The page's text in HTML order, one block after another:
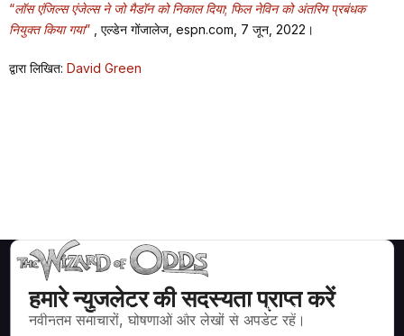
“लॉस एंजिल्स एंजेल्स ने जो मैडॉन को निकाल दिया; फिल नेविन को अंतरिम प्रबंधक
नियुक्त किया गया” , एल्डेन गोंजालेज, espn.com, 7 जून, 2022।
द्वारा लिखित: David Green
हमारे न्युजलेटर की सदस्यता प्राप्त करें
नवीनतम समाचारों, घोषणाओं और लेखों से अपडेट रहें।
ब्लैकजैक, क्रेप्स, रूलेट और अन्य सैकड़ों कैसीनो खेलों के लिए गणितीय रूप से सही